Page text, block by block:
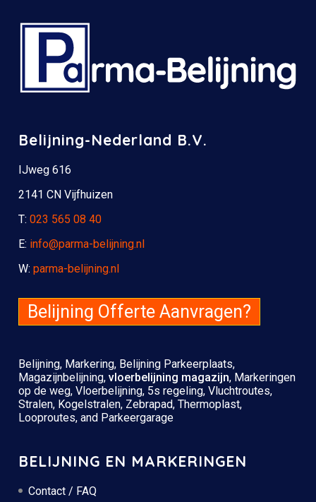
Belijning-Nederland B.V.
IJweg 616
2141 CN Vijfhuizen
T:023 565 08 40
E: info@parma-belijning.nl
W:parma-belijning.nl
Belijning Offerte Aanvragen?
Belijning, Markering, Belijning Parkeerplaats,
Magazijnbelijning, vloerbelijning magazijn, Markeringen
op de weg, Vloerbelijning, 5s regeling, Vluchtroutes,
Stralen, Kogelstralen, Zebrapad, Thermoplast,
Looproutes, and Parkeergarage
BELIJNING EN MARKERINGEN
Contact / FAQ